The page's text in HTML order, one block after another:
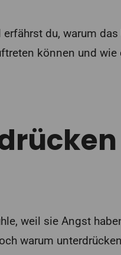
du, warum
können und
weil sie Angst
warum